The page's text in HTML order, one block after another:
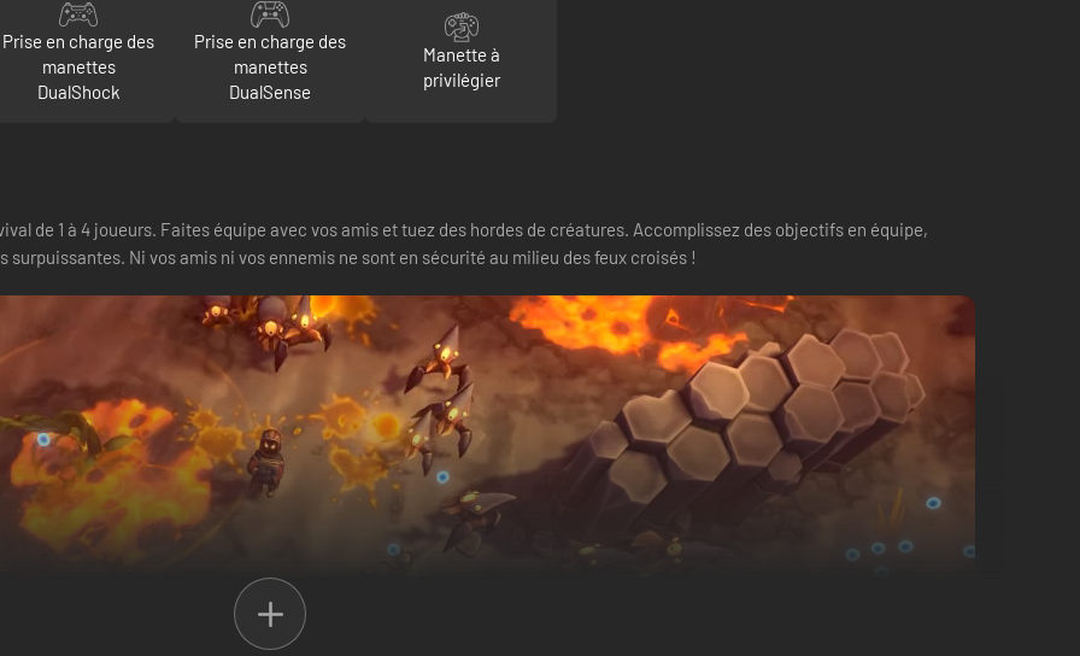
Prise en charge des
manettes
DualShock
Prise en charge des
manettes
DualSense
Manette à
privilégier
de 1 à 4 joueurs. Faites équipe avec vos amis et tuez des hordes de créatures. Accomplissez des objectifs en équipe,
Ni vos amis ni vos ennemis ne sont en sécurité au milieu des feux croisés !